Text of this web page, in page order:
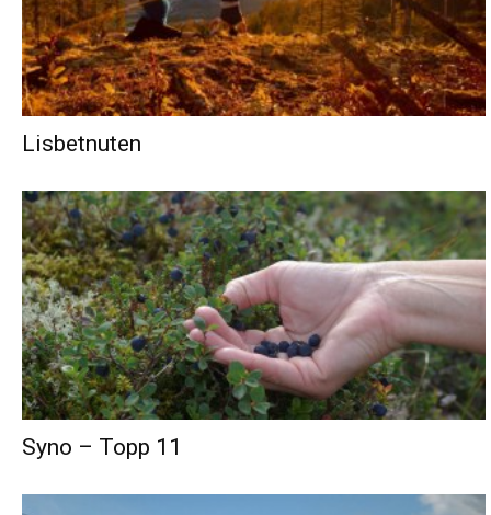
Lisbetnuten
Syno – Topp 11